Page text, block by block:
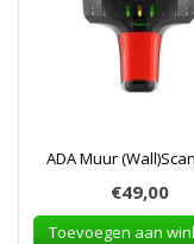
ADA Muur
€49,00
Toevoegen aan